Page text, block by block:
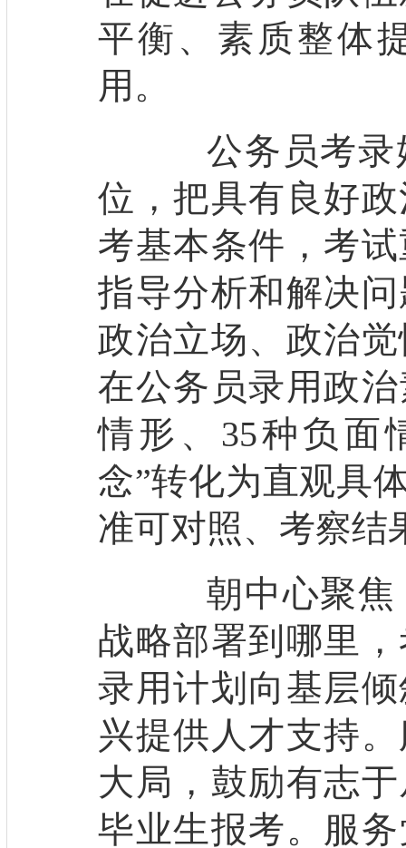
平衡、素质整体
用。
公务员考录
位，把具有良好
考基本条件，考
指导分析和解决
政治立场、政治
在公务员录用政
情形、35种负面
念”转化为直观具
准可对照、考察结
朝中心聚焦
战略部署到哪里
录用计划向基层
兴提供人才支持
大局，鼓励有志
毕业生报考。服